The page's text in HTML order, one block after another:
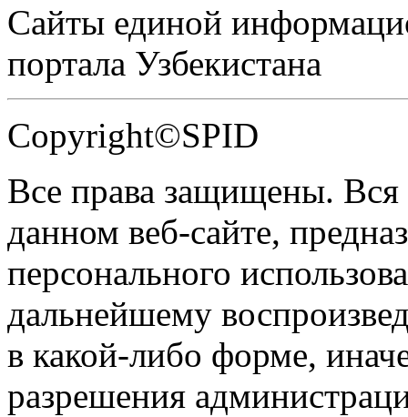
Сайты единой
портала Узбекистана
Copyright©SPID
Все права защищены.
данном веб-сайте,
персонального
дальнейшему
в какой-либо форме,
разрешения